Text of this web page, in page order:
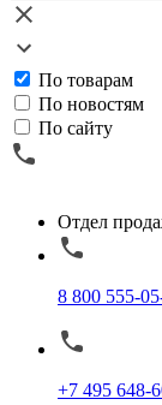
По товарам
По новостям
По сайту
Отдел
8 800 555-
+7 495 648-